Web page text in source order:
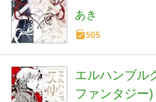
あき
505
エルハンブル
ファンタジー)